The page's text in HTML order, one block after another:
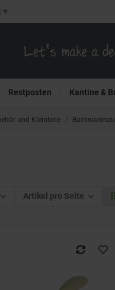
▼
Restposten Kantine &
und Kleinteile
Artikel pro Seite